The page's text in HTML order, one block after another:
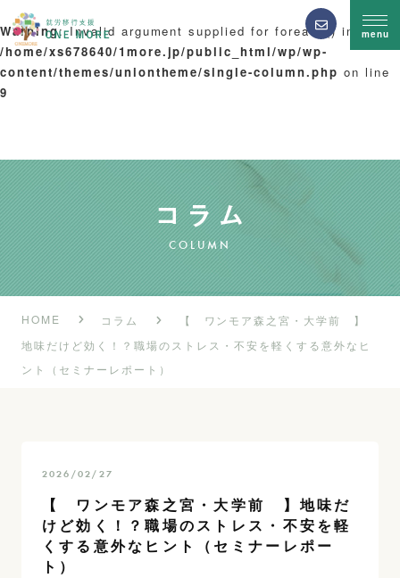
menu
Warning: Invalid argument supplied for foreach() in
/home/xs678640/1more.jp/public_html/wp/wp-
content/themes/uniontheme/single-column.php on line
9
COLUMN
HOME コラム
【 ワンモア森之宮・大学前 】
地味だけど効く！？職場のストレス・不安を軽くする意外なヒ
ント（セミナーレポート）
2026/02/27
【 ワンモア森之宮・大学前 】地味だ
けど効く！？職場のストレス・不安を軽
くする意外なヒント（セミナーレポー
ト）